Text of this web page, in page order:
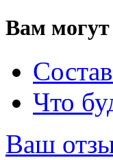
Вам могут
Что
Ваш